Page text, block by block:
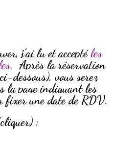
j’ai lu et accepté les
Après la réservation
dessous), vous serez
la page indiquant les
fixer une date de RDV.
: